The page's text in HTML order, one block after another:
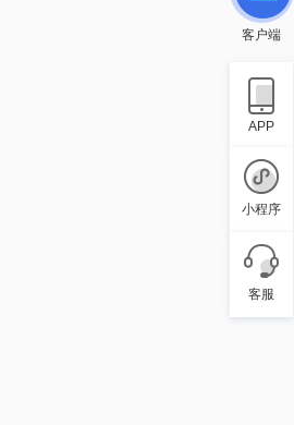
客户端
APP
小程序
客服